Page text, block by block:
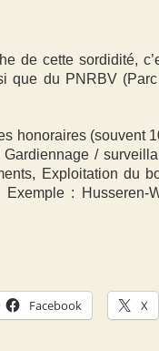
de cette sordidité,
que du PNRBV
honoraires (souvent
/
Exploitation du
: Husseren-
Facebook X